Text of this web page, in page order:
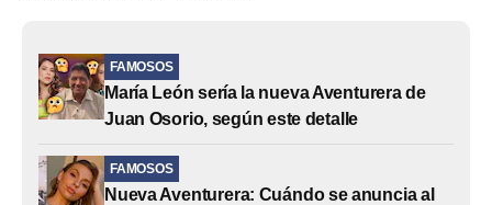
FAMOSOS
María León sería la nueva Aventurera de
Juan Osorio, según este detalle
FAMOSOS
Nueva Aventurera: Cuándo se anuncia al